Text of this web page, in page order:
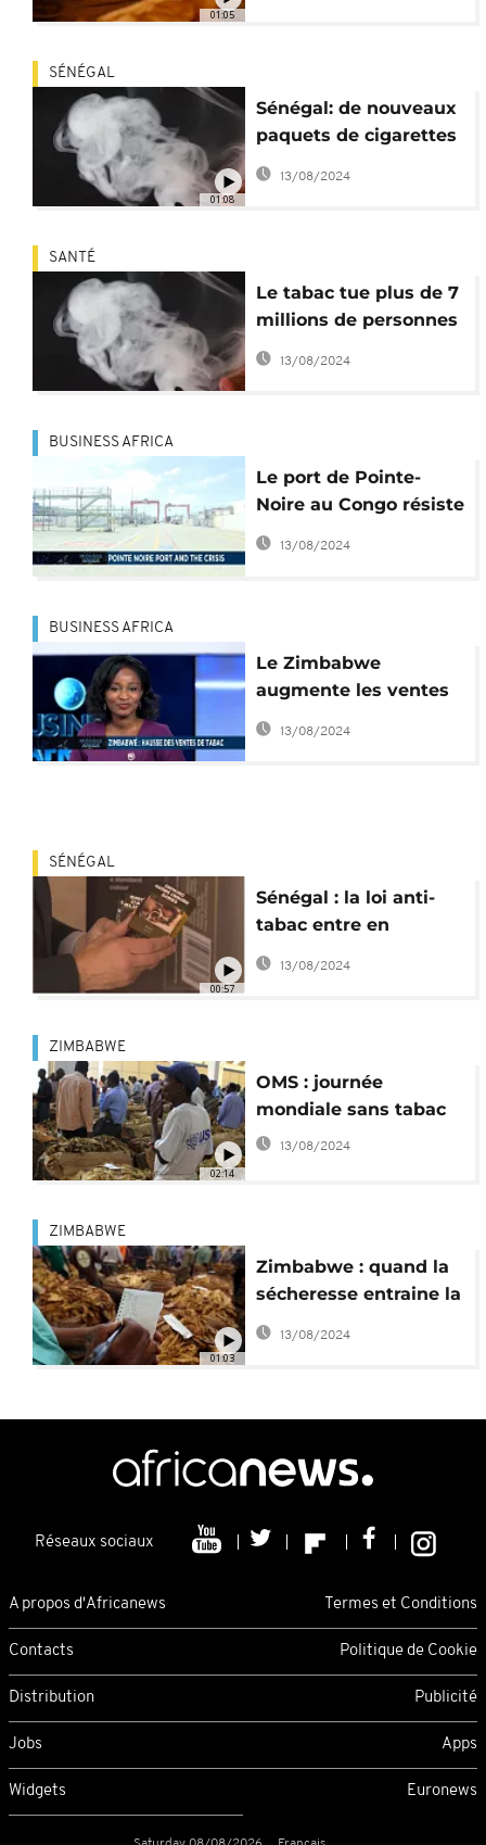
01:05
01:08
SÉNÉGAL
Sénégal: de nouveaux
paquets de cigarettes
avec des
13/08/2024
SANTÉ
Le tabac tue plus de 7
millions de personnes
par an (OMS)
13/08/2024
BUSINESS AFRICA
Le port de Pointe-
Noire au Congo résiste
à la crise du pétrole
13/08/2024
BUSINESS AFRICA
Le Zimbabwe
augmente les ventes
de tabac et une
seconde vie pour les
13/08/2024
00:57
SÉNÉGAL
Sénégal : la loi anti-
tabac entre en
vigueur
13/08/2024
02:14
ZIMBABWE
OMS : journée
mondiale sans tabac
13/08/2024
01:03
ZIMBABWE
Zimbabwe : quand la
sécheresse entraine la
colère des
producteurs de tabac
13/08/2024
Réseaux sociaux
A propos d'Africanews Termes et Conditions
Contacts Politique de Cookie
Distribution Publicité
Jobs Apps
Widgets Euronews